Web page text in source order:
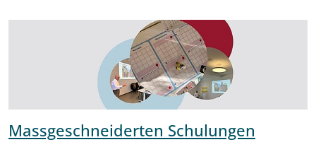
Massgeschneiderten Schulungen